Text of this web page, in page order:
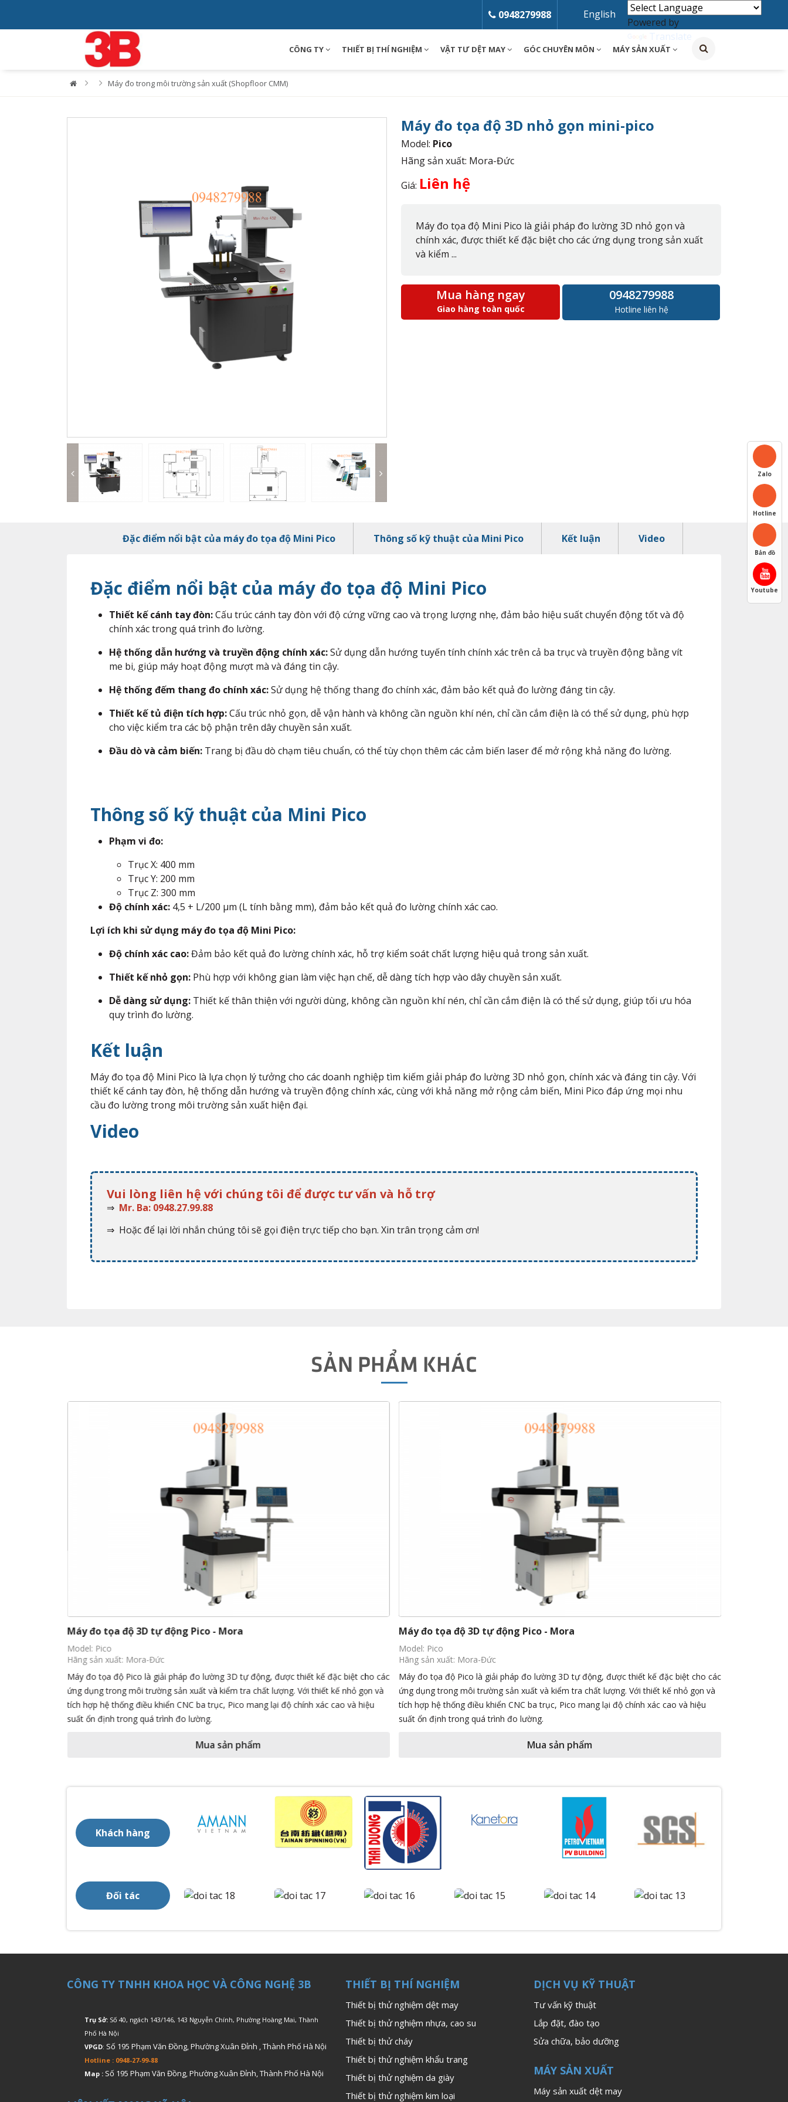
Powered by
Translate
English
0948279988
CÔNG TY THIẾT BỊ THÍ NGHIỆM VẬT TƯ DỆT MAY GÓC CHUYÊN MÔN MÁY SẢN XUẤT
Máy đo trong môi trường sản xuất (Shopfloor CMM)
Máy đo tọa độ 3D nhỏ gọn mini-pico
Model: Pico
Hãng sản xuất: Mora-Đức
Giá: Liên hệ
Máy đo tọa độ Mini Pico là giải pháp đo lường 3D nhỏ gọn và
chính xác, được thiết kế đặc biệt cho các ứng dụng trong sản xuất
và kiểm ...
Mua hàng ngay
Giao hàng toàn quốc
0948279988
Hotline liên hệ
Đặc điểm nổi bật của máy đo tọa độ Mini Pico Thông số kỹ thuật của Mini Pico Kết luận Video
Đặc điểm nổi bật của máy đo tọa độ Mini Pico
Thiết kế cánh tay đòn:Cấu trúc cánh tay đòn với độ cứng vững cao và trọng lượng nhẹ, đảm bảo hiệu suất chuyển động tốt và độ
chính xác trong quá trình đo lường.
Hệ thống dẫn hướng và truyền động chính xác:Sử dụng dẫn hướng tuyến tính chính xác trên cả ba trục và truyền động bằng vít
me bi, giúp máy hoạt động mượt mà và đáng tin cậy.
Hệ thống đếm thang đo chính xác:Sử dụng hệ thống thang đo chính xác, đảm bảo kết quả đo lường đáng tin cậy.
Thiết kế tủ điện tích hợp:Cấu trúc nhỏ gọn, dễ vận hành và không cần nguồn khí nén, chỉ cần cắm điện là có thể sử dụng, phù hợp
cho việc kiểm tra các bộ phận trên dây chuyền sản xuất.
Đầu dò và cảm biến: Trang bị đầu dò chạm tiêu chuẩn, có thể tùy chọn thêm các cảm biến laser để mở rộng khả năng đo lường.
Thông số kỹ thuật của Mini Pico
Phạm vi đo:
Trục X: 400 mm
Trục Y: 200 mm
Trục Z: 300 mm
Độ chính xác: 4,5 + L/200 μm (L tính bằng mm), đảm bảo kết quả đo lường chính xác cao.
Lợi ích khi sử dụng máy đo tọa độ Mini Pico:
Độ chính xác cao:Đảm bảo kết quả đo lường chính xác, hỗ trợ kiểm soát chất lượng hiệu quả trong sản xuất.
Thiết kế nhỏ gọn: Phù hợp với không gian làm việc hạn chế, dễ dàng tích hợp vào dây chuyền sản xuất.
Dễ dàng sử dụng: Thiết kế thân thiện với người dùng, không cần nguồn khí nén, chỉ cần cắm điện là có thể sử dụng, giúp tối ưu hóa
quy trình đo lường.
Kết luận
Máy đo tọa độ Mini Pico là lựa chọn lý tưởng cho các doanh nghiệp tìm kiếm giải pháp đo lường 3D nhỏ gọn, chính xác và đáng tin cậy. Với
thiết kế cánh tay đòn, hệ thống dẫn hướng và truyền động chính xác, cùng với khả năng mở rộng cảm biến, Mini Pico đáp ứng mọi nhu
cầu đo lường trong môi trường sản xuất hiện đại.
Video
Vui lòng liên hệ với chúng tôi để được tư vấn và hỗ trợ
⇒ Mr. Ba: 0948.27.99.88
⇒ Hoặc để lại lời nhắn chúng tôi sẽ gọi điện trực tiếp cho bạn. Xin trân trọng cảm ơn!
SẢN PHẨM KHÁC
Máy đo tọa độ 3D tự động Pico - Mora
Model: Pico
Hãng sản xuất: Mora-Đức
Máy đo tọa độ Pico là giải pháp đo lường 3D tự động, được thiết kế đặc biệt cho các
ứng dụng trong môi trường sản xuất và kiểm tra chất lượng. Với thiết kế nhỏ gọn và
tích hợp hệ thống điều khiển CNC ba trục, Pico mang lại độ chính xác cao và hiệu
suất ổn định trong quá trình đo lường.
Mua sản phẩm
Máy đo tọa độ 3D tự động Pico - Mora
Model: Pico
Hãng sản xuất: Mora-Đức
Máy đo tọa độ Pico là giải pháp đo lường 3D tự động, được thiết kế đặc biệt cho các
ứng dụng trong môi trường sản xuất và kiểm tra chất lượng. Với thiết kế nhỏ gọn và
tích hợp hệ thống điều khiển CNC ba trục, Pico mang lại độ chính xác cao và hiệu
suất ổn định trong quá trình đo lường.
Mua sản phẩm
Khách hàng
Đối tác
CÔNG TY TNHH KHOA HỌC VÀ CÔNG NGHỆ 3B
Trụ Sở: Số 40, ngách 143/146, 143 Nguyễn Chính, Phường Hoàng Mai, Thành
Phố Hà Nội
VPGD: Số 195 Phạm Văn Đồng, Phường Xuân Đỉnh , Thành Phố Hà Nội
Hotline : 0948-27-99-88
Map : Số 195 Phạm Văn Đồng, Phường Xuân Đỉnh, Thành Phố Hà Nội
THIẾT BỊ THÍ NGHIỆM
Thiết bị thử nghiệm dệt may
Thiết bị thử nghiệm nhựa, cao su
Thiết bị thử cháy
Thiết bị thử nghiệm khẩu trang
Thiết bị thử nghiệm da giày
Thiết bị thử nghiệm kim loại
DỊCH VỤ KỸ THUẬT
Tư vấn kỹ thuật
Lắp đặt, đào tạo
Sửa chữa, bảo dưỡng
MÁY SẢN XUẤT
Máy sản xuất dệt may
Zalo
Hotline
Bản đồ
Youtube